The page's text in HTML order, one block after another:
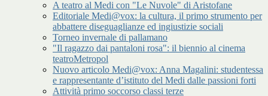
A teatro al Medi con "Le Nuvole" di Aristofane
Editoriale Medi@vox: la cultura, il primo strumento per
abbattere diseguaglianze ed ingiustizie sociali
Torneo invernale di pallamano
"Il ragazzo dai pantaloni rosa": il biennio al cinema
teatroMetropol
Nuovo articolo Medi@vox: Anna Magalini: studentessa
e rappresentante d’istituto del Medi dalle passioni forti
Attività primo soccorso classi terze